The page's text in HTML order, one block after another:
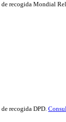
de recogida Mondial
recogida DPD.